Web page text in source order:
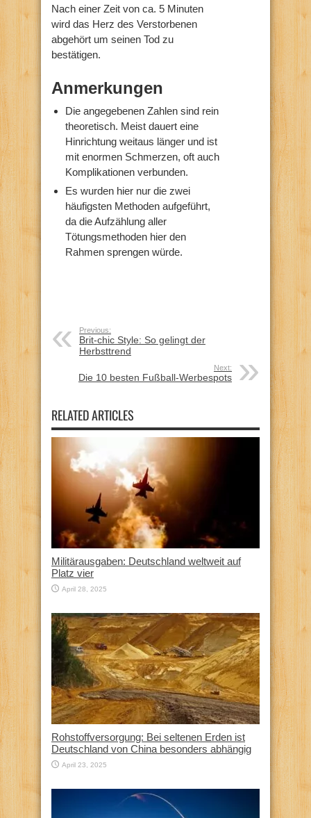
Nach einer Zeit von ca. 5 Minuten
wird das Herz des Verstorbenen
abgehört um seinen Tod zu
bestätigen.
Anmerkungen
Die angegebenen Zahlen sind rein
theoretisch. Meist dauert eine
Hinrichtung weitaus länger und ist
mit enormen Schmerzen, oft auch
Komplikationen verbunden.
Es wurden hier nur die zwei
häufigsten Methoden aufgeführt,
da die Aufzählung aller
Tötungsmethoden hier den
Rahmen sprengen würde.
Previous:
Brit-chic Style: So gelingt der
Herbsttrend
Next:
Die 10 besten Fußball-Werbespots
RELATED ARTICLES
Militärausgaben: Deutschland weltweit auf
Platz vier
April 28, 2025
Rohstoffversorgung: Bei seltenen Erden ist
Deutschland von China besonders abhängig
April 23, 2025